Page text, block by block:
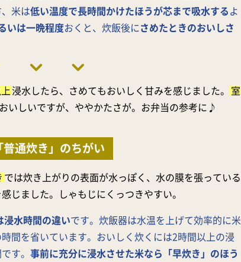
米は低い温度で長時間かけたほうが芯まで吸水する よ
いは一晩程度おくと、炊飯後に さめたときのおいしさ
浸水したら、さめてもおいしく甘みを感じました。
室
いしいですが、ややかたさが。お弁当の参考に♪
通炊き」のちがい
では炊き上がりの表面が水っぽく、水の膜を張っている
じました。しゃもじにくっつきやすい。
浸水時間の違いです。炊飯器は水温を上げて効率的に米
間を省いています。おいしく炊くには2時間以上の浸
す。 事前に充分に浸水させた米なら「早炊き」のほう